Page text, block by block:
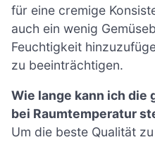
für eine cremige
auch ein wenig
Feuchtigkeit
zu beeinträchtigen.
Wie lange kann ich
bei Raumtemperatur
Um die beste Qualität